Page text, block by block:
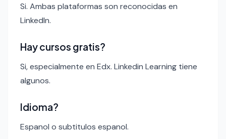
Si. Ambas plataformas son reconocidas en
LinkedIn.
Hay cursos gratis?
Si, especialmente en Edx. Linkedin Learning tiene
algunos.
Idioma?
Espanol o subtitulos espanol.